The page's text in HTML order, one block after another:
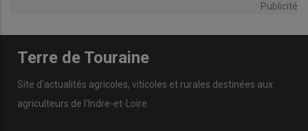
Publicité
Terre de Touraine
Site d'actualités agricoles, viticoles et rurales destinées aux
agriculteurs de l'Indre-et-Loire.